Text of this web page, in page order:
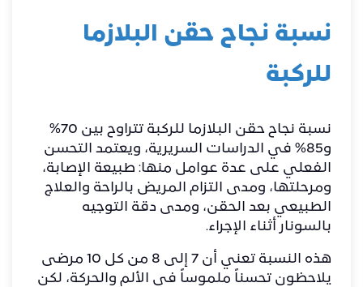
نسبة نجاح حقن البلازما
للركبة
نسبة نجاح حقن البلازما للركبة تتراوح بين 70%
و85% في الدراسات السريرية، ويعتمد التحسن
الفعلي على عدة عوامل منها: طبيعة الإصابة،
ومرحلتها، ومدى التزام المريض بالراحة والعلاج
الطبيعي بعد الحقن، ومدى دقة التوجيه
بالسونار أثناء الإجراء.
هذه النسبة تعني أن 7 إلى 8 من كل 10 مرضى
يلاحظون تحسناً ملموساً في الألم والحركة، لكن